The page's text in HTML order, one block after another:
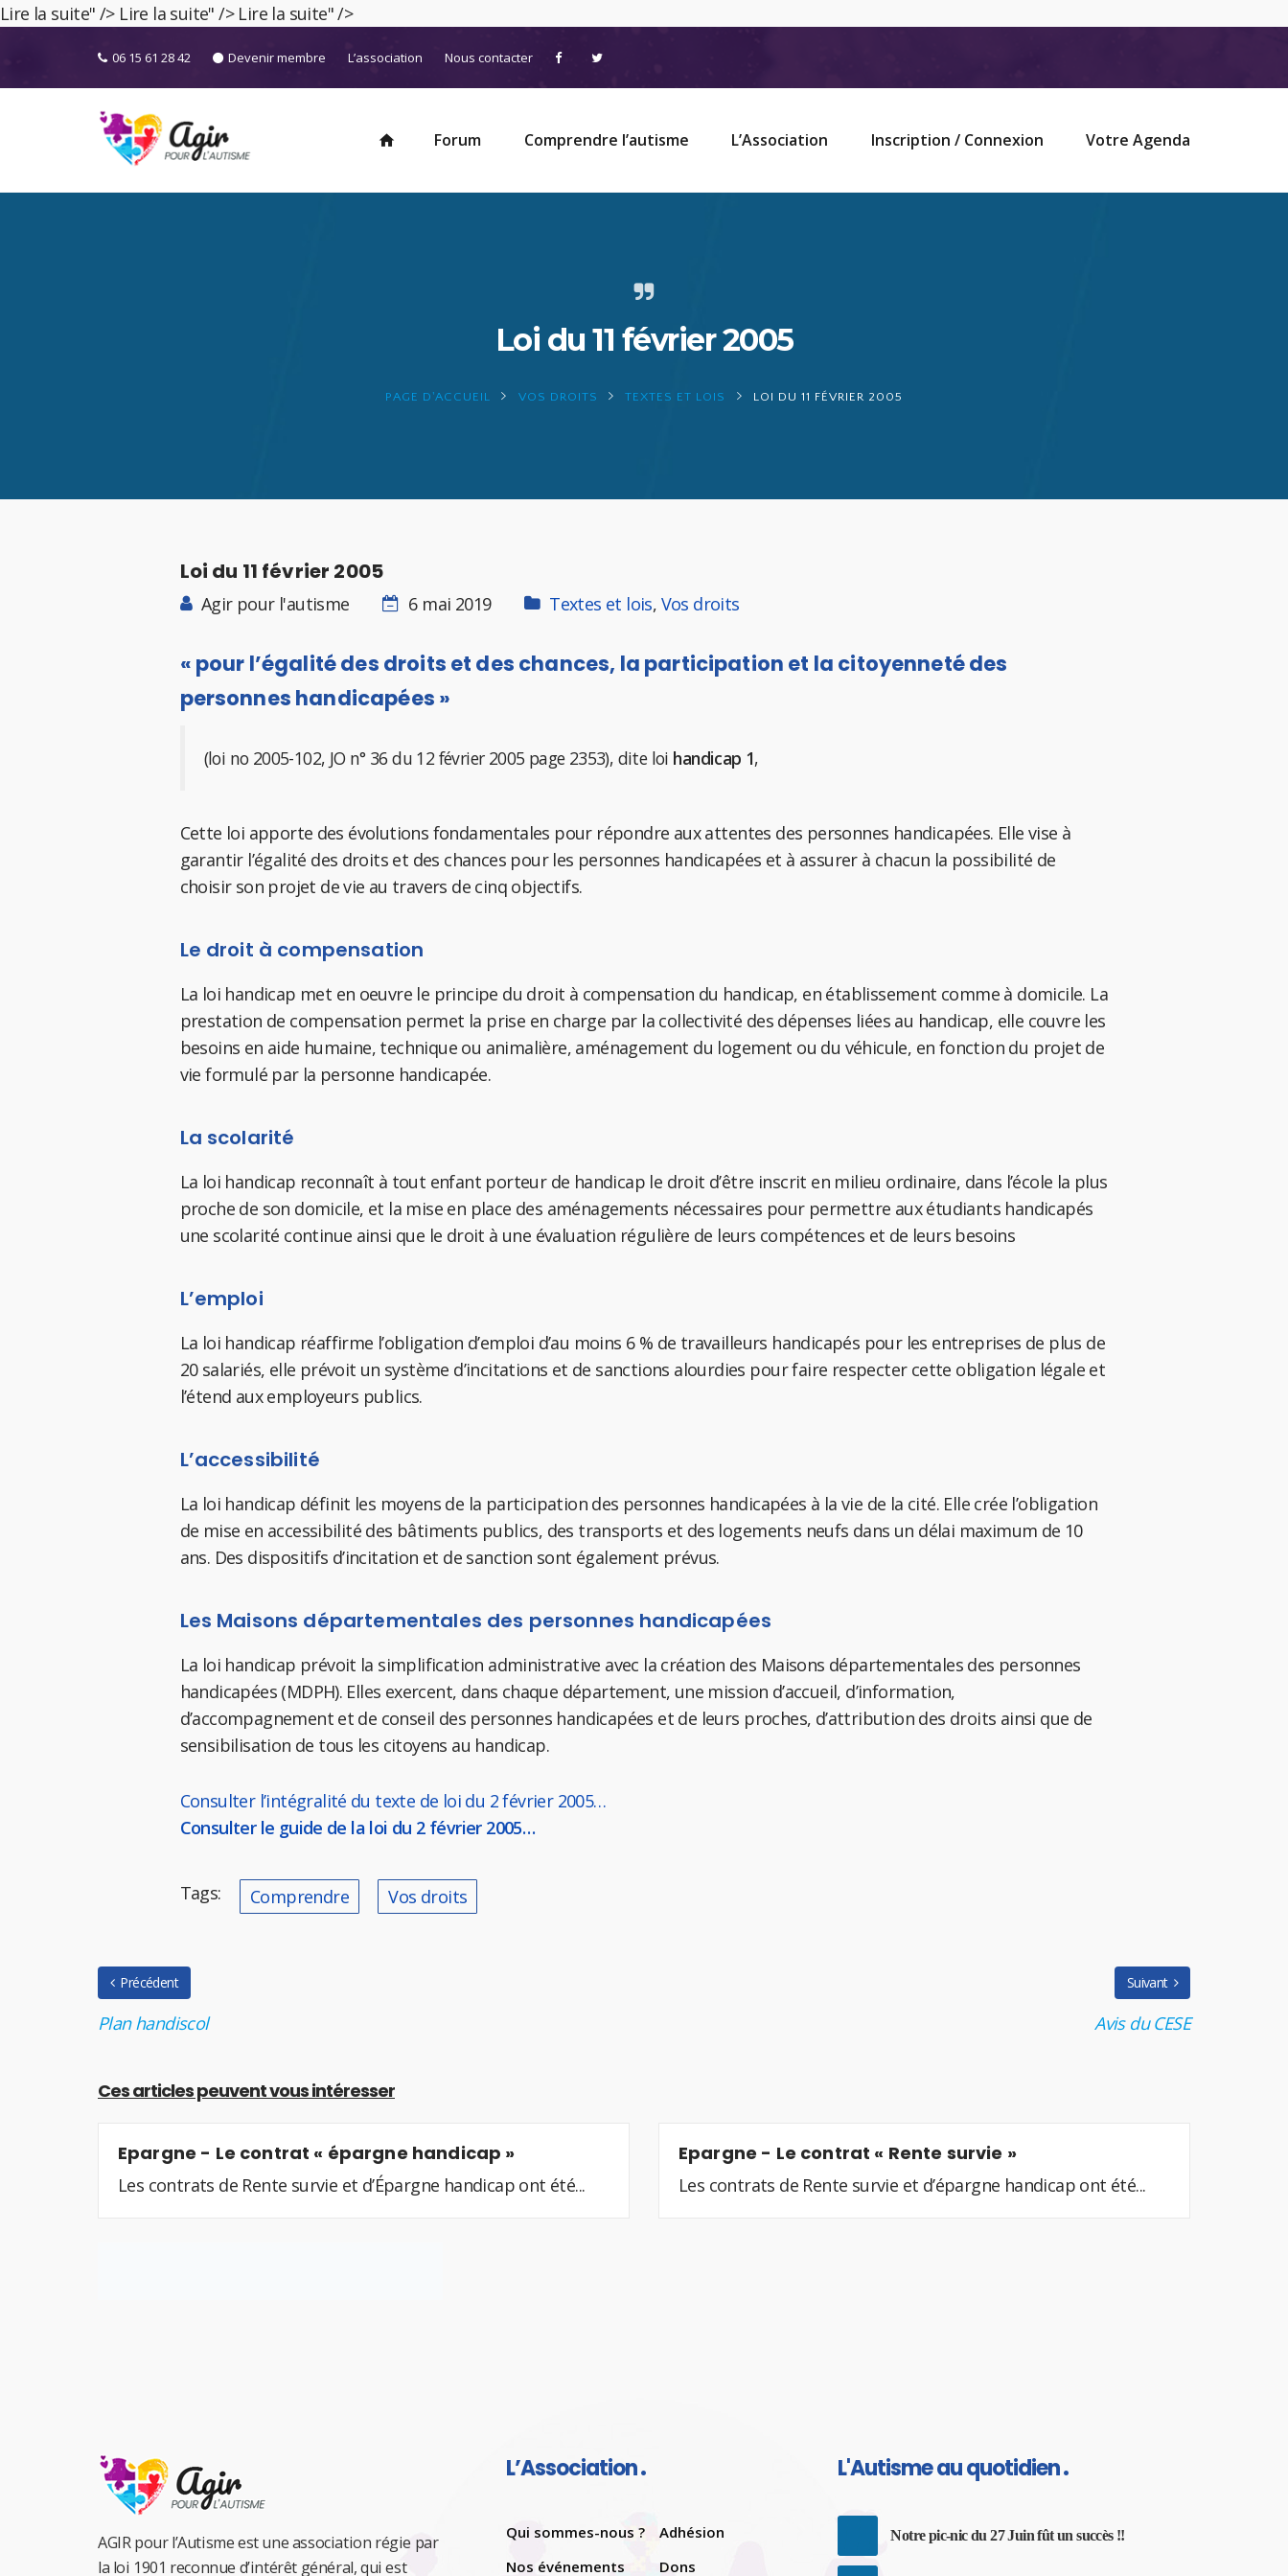
Lire la suite" /> Lire la suite" /> Lire la suite" />
06 15 61 28 42 Devenir membre L’association Nous contacter
home Forum Comprendre l’autisme L’Association Inscription / Connexion Votre Agenda
Loi du 11 février 2005
PAGE D'ACCUEIL VOS DROITS TEXTES ET LOIS LOI DU 11 FÉVRIER 2005
Loi du 11 février 2005
Agir pour l'autisme 6 mai 2019 Textes et lois, Vos droits
« pour l’égalité des droits et des chances, la participation et la citoyenneté des
personnes handicapées »
(loi no 2005-102, JO n° 36 du 12 février 2005 page 2353), dite loi handicap 1,
Cette loi apporte des évolutions fondamentales pour répondre aux attentes des personnes handicapées. Elle vise à
garantir l’égalité des droits et des chances pour les personnes handicapées et à assurer à chacun la possibilité de
choisir son projet de vie au travers de cinq objectifs.
Le droit à compensation
La loi handicap met en oeuvre le principe du droit à compensation du handicap, en établissement comme à domicile. La
prestation de compensation permet la prise en charge par la collectivité des dépenses liées au handicap, elle couvre les
besoins en aide humaine, technique ou animalière, aménagement du logement ou du véhicule, en fonction du projet de
vie formulé par la personne handicapée.
La scolarité
La loi handicap reconnaît à tout enfant porteur de handicap le droit d’être inscrit en milieu ordinaire, dans l’école la plus
proche de son domicile, et la mise en place des aménagements nécessaires pour permettre aux étudiants handicapés
une scolarité continue ainsi que le droit à une évaluation régulière de leurs compétences et de leurs besoins
L’emploi
La loi handicap réaffirme l’obligation d’emploi d’au moins 6 % de travailleurs handicapés pour les entreprises de plus de
20 salariés, elle prévoit un système d’incitations et de sanctions alourdies pour faire respecter cette obligation légale et
l’étend aux employeurs publics.
L’accessibilité
La loi handicap définit les moyens de la participation des personnes handicapées à la vie de la cité. Elle crée l’obligation
de mise en accessibilité des bâtiments publics, des transports et des logements neufs dans un délai maximum de 10
ans. Des dispositifs d’incitation et de sanction sont également prévus.
Les Maisons départementales des personnes handicapées
La loi handicap prévoit la simplification administrative avec la création des Maisons départementales des personnes
handicapées (MDPH). Elles exercent, dans chaque département, une mission d’accueil, d’information,
d’accompagnement et de conseil des personnes handicapées et de leurs proches, d’attribution des droits ainsi que de
sensibilisation de tous les citoyens au handicap.
Consulter l’intégralité du texte de loi du 2 février 2005…
Consulter le guide de la loi du 2 février 2005…
Tags: Comprendre Vos droits
Précédent
Plan handiscol
Suivant
Avis du CESE
Ces articles peuvent vous intéresser
Epargne - Le contrat « épargne handicap »
Les contrats de Rente survie et d’Épargne handicap ont été...
Epargne - Le contrat « Rente survie »
Les contrats de Rente survie et d’épargne handicap ont été...
AGIR pour l’Autisme est une association régie par
la loi 1901 reconnue d’intérêt général, qui est
L’Association
Qui sommes-nous ?
Nos événements
Adhésion
Dons
L'Autisme au quotidien
Notre pic-nic du 27 Juin fût un succès !!